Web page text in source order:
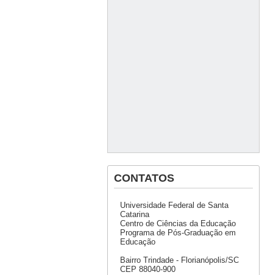
CONTATOS
Universidade Federal de Santa
Catarina
Centro de Ciências da Educação
Programa de Pós-Graduação em
Educação
Bairro Trindade - Florianópolis/SC
CEP 88040-900